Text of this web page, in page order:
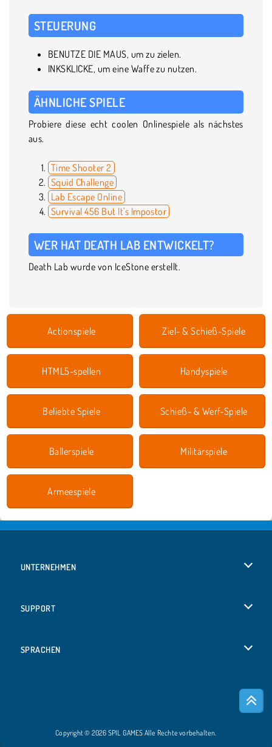
STEUERUNG
BENUTZE DIE MAUS, um zu zielen.
INKSKLICKE, um eine Waffe zu nutzen.
ÄHNLICHE SPIELE
Probiere diese echt coolen Onlinespiele als nächstes
aus.
Time Shooter 2
Squid Challenge
Lab Escape Online
Survival 456 But It's Impostor
WER HAT DEATH LAB ENTWICKELT?
Death Lab wurde von IceStone erstellt.
Actionspiele Ziel- & Schieß-Spiele
HTML5-spellen Handyspiele
Beliebte Spiele Schieß- & Werf-Spiele
Ballerspiele Militärspiele
Armeespiele
UNTERNEHMEN
SUPPORT
SPRACHEN
Copyright © 2026 SPIL GAMES Alle Rechte vorbehalten.